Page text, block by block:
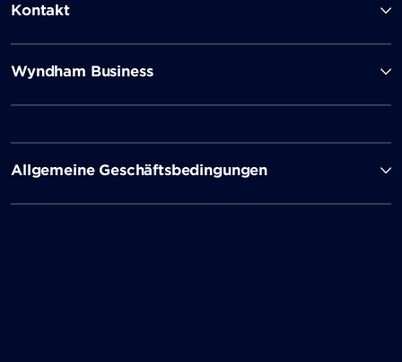
Kontakt
Wyndham Business
Allgemeine Geschäftsbedingungen